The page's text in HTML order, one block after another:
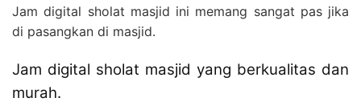
Jam digital sholat masjid ini memang sangat pas jika
di pasangkan di masjid.
Jam digital sholat masjid yang berkualitas dan
murah.